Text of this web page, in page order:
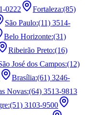
0222 Fortaleza:(85)
São Paulo:(11) 3514-
Belo Horizonte:(31)
Ribeirão Preto:(16)
José dos Campos:(12)
Brasília:(61) 3246-
Novas:(64) 3513-9813
:(51) 3103-9500